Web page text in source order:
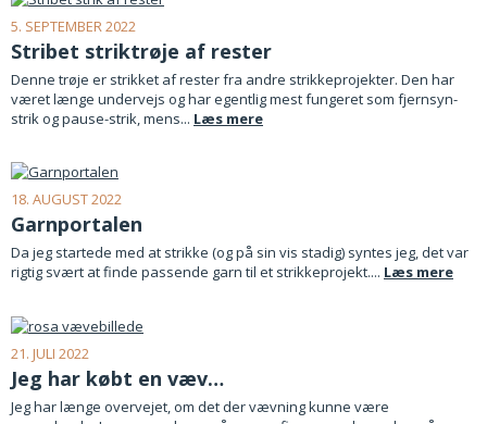
5. SEPTEMBER 2022
Stribet striktrøje af rester
Denne trøje er strikket af rester fra andre strikkeprojekter. Den har
været længe undervejs og har egentlig mest fungeret som fjernsyn-
strik og pause-strik, mens... Læs mere
18. AUGUST 2022
Garnportalen
Da jeg startede med at strikke (og på sin vis stadig) syntes jeg, det var
rigtig svært at finde passende garn til et strikkeprojekt.... Læs mere
21. JULI 2022
Jeg har købt en væv…
Jeg har længe overvejet, om det der vævning kunne være